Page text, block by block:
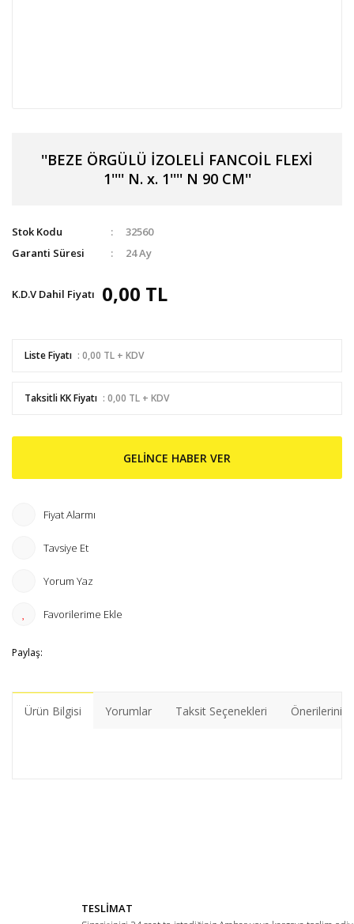
''BEZE ÖRGÜLÜ İZOLELİ FANCOİL FLEXİ
1'''' N. x. 1'''' N 90 CM''
Stok Kodu
32560
Garanti Süresi
24 Ay
K.D.V Dahil Fiyatı 0,00 TL
Liste Fiyatı : 0,00 TL + KDV
Taksitli KK Fiyatı : 0,00 TL + KDV
GELİNCE HABER VER
Fiyat Alarmı
Tavsiye Et
Yorum Yaz
Paylaş:
Ürün Bilgisi Yorumlar Taksit Seçenekleri Önerileriniz
Ürün açıklamasında eksik bilgiler bulunuyor.
TESLİMAT